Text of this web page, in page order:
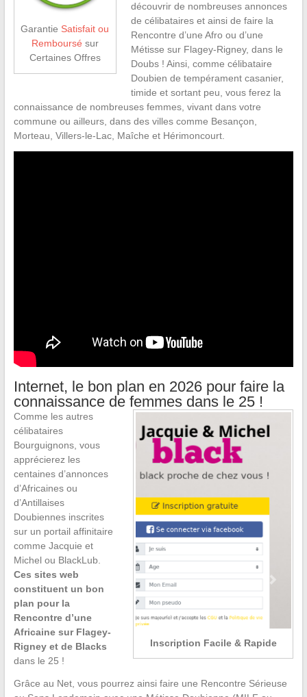
Garantie Satisfait ou
Remboursé sur
Certaines Offres
découvrir de nombreuses annonces
de célibataires et ainsi de faire la
Rencontre d’une Afro ou d’une
Métisse sur Flagey-Rigney, dans le
Doubs ! Ainsi, comme célibataire
Doubien de tempérament casanier,
timide et sortant peu, vous ferez la
connaissance de nombreuses femmes, vivant dans votre
commune ou ailleurs, dans des villes comme Besançon,
Morteau, Villers-le-Lac, Maîche et Hérimoncourt.
Internet, le bon plan en 2026 pour faire la
connaissance de femmes dans le 25 !
Inscription Facile & Rapide
Comme les autres
célibataires
Bourguignons, vous
apprécierez les
centaines d’annonces
d’Africaines ou
d’Antillaises
Doubiennes inscrites
sur un portail affinitaire
comme Jacquie et
Michel ou BlackLub.
Ces sites web
constituent un bon
plan pour la
Rencontre d’une
Africaine sur Flagey-
Rigney et de Blacks
dans le 25 !
Grâce au Net, vous pourrez ainsi faire une Rencontre Sérieuse